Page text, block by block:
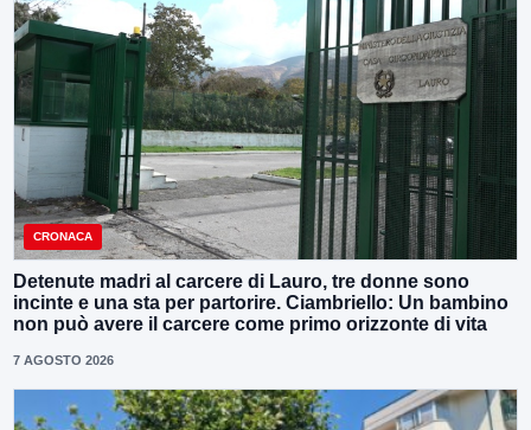
CRONACA
Detenute madri al carcere di Lauro, tre donne sono
incinte e una sta per partorire. Ciambriello: Un bambino
non può avere il carcere come primo orizzonte di vita
7 AGOSTO 2026